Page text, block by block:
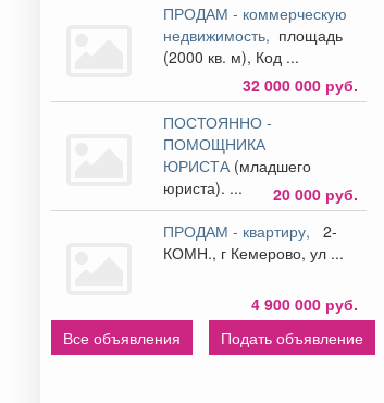
ПРОДАМ - коммерческую
недвижимость, площадь
(2000 кв. м), Код ...
32 000 000 руб.
ПОСТОЯННО -
ПОМОЩНИКА
ЮРИСТА (младшего
юриста). ...
20 000 руб.
ПРОДАМ - квартиру,
2-
КОМН., г Кемерово, ул ...
4 900 000 руб.
Все объявления
Подать объявление